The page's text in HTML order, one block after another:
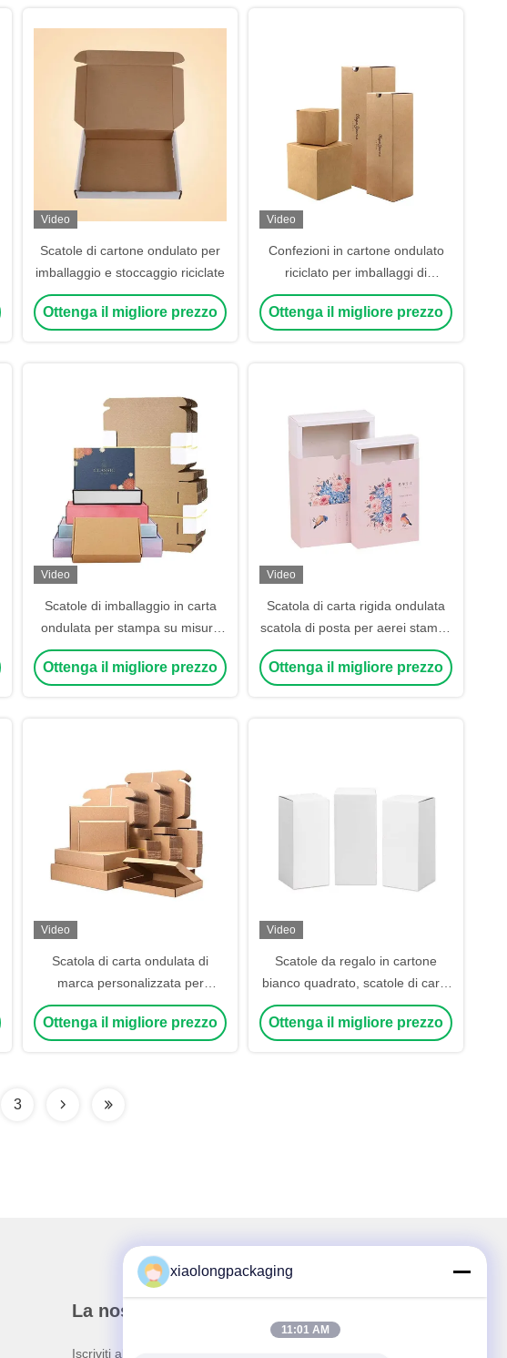
Video
Scatole di cartone ondulato per
imballaggio e stoccaggio riciclate
Ottenga il migliore prezzo
Video
Confezioni in cartone ondulato
riciclato per imballaggi di
abbigliamento
Ottenga il migliore prezzo
Video
Scatole di imballaggio in carta
ondulata per stampa su misura
Scatole per aeromobili a parete
singola o doppia
Ottenga il migliore prezzo
Video
Scatola di carta rigida ondulata
scatola di posta per aerei stampa
a colori personalizzabile
Ottenga il migliore prezzo
Video
Scatola di carta ondulata di
marca personalizzata per
imballaggio e spedizione
Ottenga il migliore prezzo
Video
Scatole da regalo in cartone
bianco quadrato, scatole di carta
per le piccole imprese
Ottenga il migliore prezzo
3
La nostra newsletter
Iscriviti alla nostra newsletter per sconti e altro.
xiaolongpackaging
11:01 AM